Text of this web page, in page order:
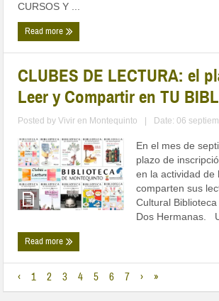
CURSOS Y ...
Read more
CLUBES DE LECTURA: el
Leer y Compartir en TU
Posted byVivir en Montequinto Date: 06
En el mes de
plazo de
en la actividad de
comparten sus
Cultural
Dos Hermanas.
Read more
‹ 1 2 3 4 5 6 7 › »